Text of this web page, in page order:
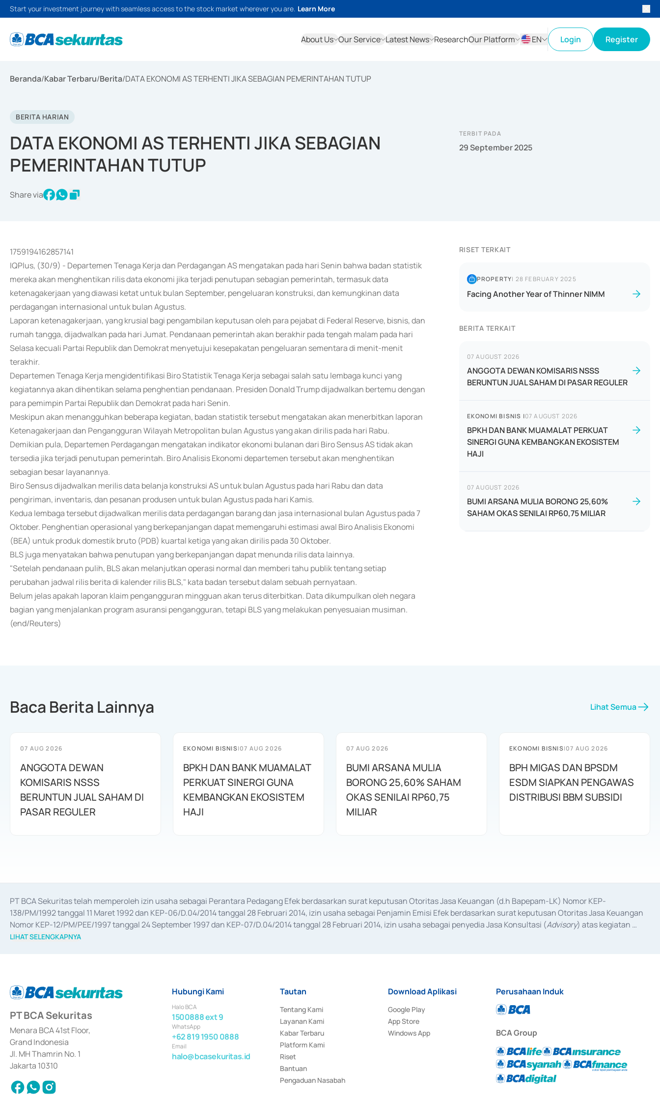
Start your investment journey with seamless access to the stock market wherever you are. Learn More
About Us Our Service Latest News ResearchOur Platform
EN
Login Register
Beranda/Kabar Terbaru/Berita/DATA EKONOMI AS TERHENTI JIKA SEBAGIAN PEMERINTAHAN TUTUP
BERITA HARIAN
DATA EKONOMI AS TERHENTI JIKA SEBAGIAN
PEMERINTAHAN TUTUP
Share via
TERBIT PADA
29 September 2025
1759194162857141
IQPlus, (30/9) - Departemen Tenaga Kerja dan Perdagangan AS mengatakan pada hari Senin bahwa badan statistik
mereka akan menghentikan rilis data ekonomi jika terjadi penutupan sebagian pemerintah, termasuk data
ketenagakerjaan yang diawasi ketat untuk bulan September, pengeluaran konstruksi, dan kemungkinan data
perdagangan internasional untuk bulan Agustus.
Laporan ketenagakerjaan, yang krusial bagi pengambilan keputusan oleh para pejabat di Federal Reserve, bisnis, dan
rumah tangga, dijadwalkan pada hari Jumat. Pendanaan pemerintah akan berakhir pada tengah malam pada hari
Selasa kecuali Partai Republik dan Demokrat menyetujui kesepakatan pengeluaran sementara di menit-menit
terakhir.
Departemen Tenaga Kerja mengidentifikasi Biro Statistik Tenaga Kerja sebagai salah satu lembaga kunci yang
kegiatannya akan dihentikan selama penghentian pendanaan. Presiden Donald Trump dijadwalkan bertemu dengan
para pemimpin Partai Republik dan Demokrat pada hari Senin.
Meskipun akan menangguhkan beberapa kegiatan, badan statistik tersebut mengatakan akan menerbitkan laporan
Ketenagakerjaan dan Pengangguran Wilayah Metropolitan bulan Agustus yang akan dirilis pada hari Rabu.
Demikian pula, Departemen Perdagangan mengatakan indikator ekonomi bulanan dari Biro Sensus AS tidak akan
tersedia jika terjadi penutupan pemerintah. Biro Analisis Ekonomi departemen tersebut akan menghentikan
sebagian besar layanannya.
Biro Sensus dijadwalkan merilis data belanja konstruksi AS untuk bulan Agustus pada hari Rabu dan data
pengiriman, inventaris, dan pesanan produsen untuk bulan Agustus pada hari Kamis.
Kedua lembaga tersebut dijadwalkan merilis data perdagangan barang dan jasa internasional bulan Agustus pada 7
Oktober. Penghentian operasional yang berkepanjangan dapat memengaruhi estimasi awal Biro Analisis Ekonomi
(BEA) untuk produk domestik bruto (PDB) kuartal ketiga yang akan dirilis pada 30 Oktober.
BLS juga menyatakan bahwa penutupan yang berkepanjangan dapat menunda rilis data lainnya.
"Setelah pendanaan pulih, BLS akan melanjutkan operasi normal dan memberi tahu publik tentang setiap
perubahan jadwal rilis berita di kalender rilis BLS," kata badan tersebut dalam sebuah pernyataan.
Belum jelas apakah laporan klaim pengangguran mingguan akan terus diterbitkan. Data dikumpulkan oleh negara
bagian yang menjalankan program asuransi pengangguran, tetapi BLS yang melakukan penyesuaian musiman.
(end/Reuters)
RISET TERKAIT
PROPERTY| 28 FEBRUARY 2025
Facing Another Year of Thinner NIMM
BERITA TERKAIT
07 AUGUST 2026
ANGGOTA DEWAN KOMISARIS NSSS
BERUNTUN JUAL SAHAM DI PASAR REGULER
EKONOMI BISNIS |07 AUGUST 2026
BPKH DAN BANK MUAMALAT PERKUAT
SINERGI GUNA KEMBANGKAN EKOSISTEM
HAJI
07 AUGUST 2026
BUMI ARSANA MULIA BORONG 25,60%
SAHAM OKAS SENILAI RP60,75 MILIAR
Baca Berita Lainnya Lihat Semua
07 AUG 2026
ANGGOTA DEWAN
KOMISARIS NSSS
BERUNTUN JUAL SAHAM DI
PASAR REGULER
EKONOMI BISNIS|07 AUG 2026
BPKH DAN BANK MUAMALAT
PERKUAT SINERGI GUNA
KEMBANGKAN EKOSISTEM
HAJI
07 AUG 2026
BUMI ARSANA MULIA
BORONG 25,60% SAHAM
OKAS SENILAI RP60,75
MILIAR
EKONOMI BISNIS|07 AUG 2026
BPH MIGAS DAN BPSDM
ESDM SIAPKAN PENGAWAS
DISTRIBUSI BBM SUBSIDI
PT BCA Sekuritas telah memperoleh izin usaha sebagai Perantara Pedagang Efek berdasarkan surat keputusan Otoritas Jasa Keuangan (d.h Bapepam-LK) Nomor KEP-
138/PM/1992 tanggal 11 Maret 1992 dan KEP-06/D.04/2014 tanggal 28 Februari 2014, izin usaha sebagai Penjamin Emisi Efek berdasarkan surat keputusan Otoritas Jasa Keuangan
Nomor KEP-12/PM/PEE/1997 tanggal 24 September 1997 dan KEP-07/D.04/2014 tanggal 28 Februari 2014, izin usaha sebagai penyedia Jasa Konsultasi (Advisory) atas kegiatan
merger, akuisisi, divestasi, dan
LIHAT SELENGKAPNYA
PT BCA Sekuritas
Menara BCA 41st Floor,
Grand Indonesia
Jl. MH Thamrin No. 1
Jakarta 10310
Hubungi Kami
Halo BCA
1500888 ext 9
WhatsApp
+62 819 1950 0888
Email
halo@bcasekuritas.id
Tautan
Tentang Kami
Layanan Kami
Kabar Terbaru
Platform Kami
Riset
Bantuan
Pengaduan Nasabah
Download Aplikasi
Google Play
App Store
Windows App
Perusahaan Induk
BCA Group